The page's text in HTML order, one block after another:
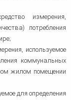
измерения,
потребления
используемое
коммунальных
жилом помещении
для определения